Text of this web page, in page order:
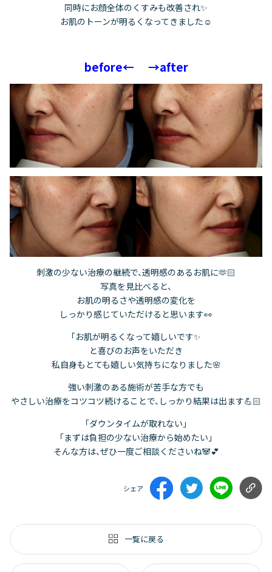
同時にお顔全体のくすみも改善され✨️
お肌のトーンが明るくなってきました☺️
before← →after
刺激の少ない治療の継続で、透明感のあるお肌に🫶🏻
写真を見比べると、
お肌の明るさや透明感の変化を
しっかり感じていただけると思います👀
「お肌が明るくなって嬉しいです✨
と喜びのお声をいただき
私自身もとても嬉しい気持ちになりました🌸
強い刺激のある施術が苦手な方でも
やさしい治療をコツコツ続けることで、しっかり結果は出ます💪🏻
「ダウンタイムが取れない」
「まずは負担の少ない治療から始めたい」
そんな方は、ぜひ一度ご相談くださいね🐼💕
シェア
一覧に戻る